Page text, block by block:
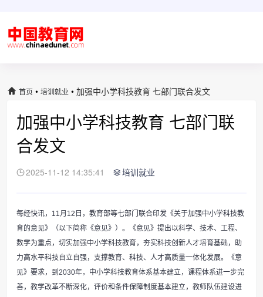
首页 • 培训就业 • 加强中小学科技教育 七部门联合发文
加强中小学科技教育 七部门联
合发文
2025-11-12 14:35:41 培训就业
每经快讯，11月12日，教育部等七部门联合印发《关于加强中小学科技教
育的意见》（以下简称《意见》）。《意见》提出以科学、技术、工程、
数学为重点，切实加强中小学科技教育，夯实科技创新人才培育基础，助
力高水平科技自立自强，支撑教育、科技、人才高质量一体化发展。《意
见》要求，到2030年，中小学科技教育体系基本建立，课程体系进一步完
善，教学改革不断深化，评价和条件保障制度基本建立，教师队伍建设进